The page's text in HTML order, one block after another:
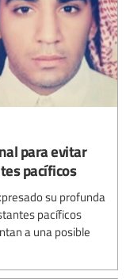
para evitar
pacíficos
su profunda
pacíficos
a una posible